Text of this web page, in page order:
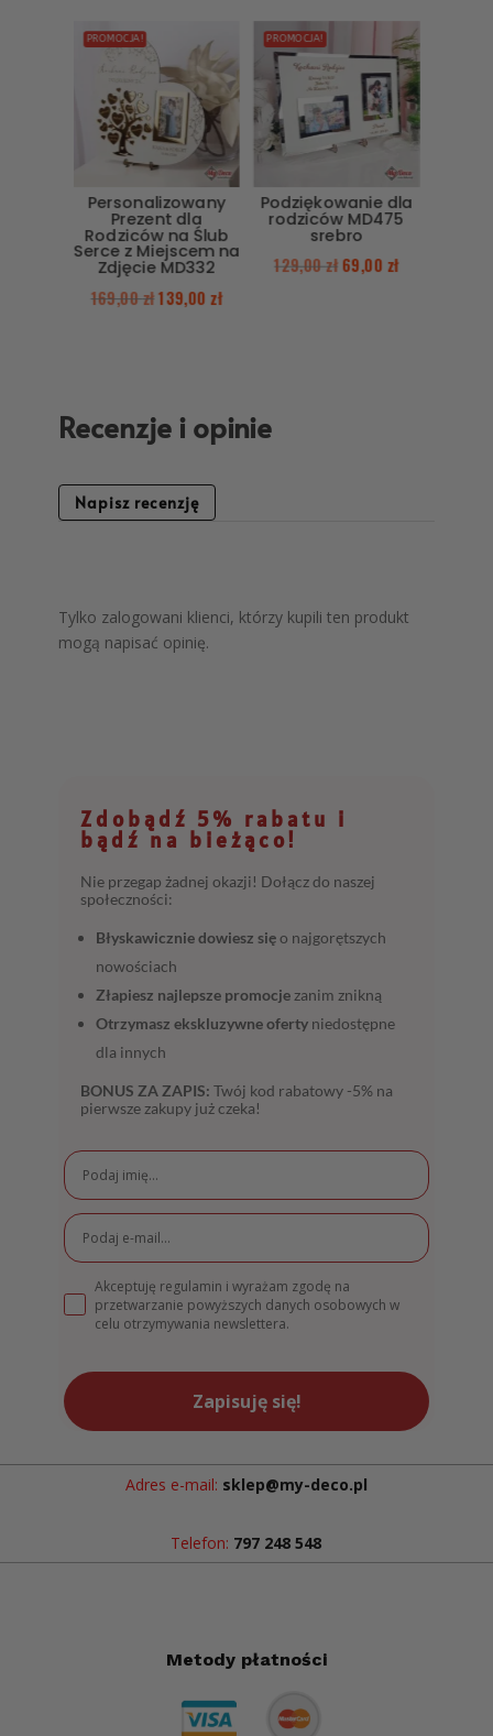
PROMOCJA!
Personalizowany
Prezent dla
Rodziców na Ślub
Serce z Miejscem na
Zdjęcie MD332
169,00zł139,00 zł
PROMOCJA!
Podziękowanie dla
rodziców MD475
srebro
129,00zł69,00 zł
Recenzje i opinie
Napisz recenzję
Tylko zalogowani klienci, którzy kupili ten produkt
mogą napisać opinię.
Zdobądź 5% rabatu i
bądź na bieżąco!
Nie przegap żadnej okazji! Dołącz do naszej
społeczności:
Błyskawicznie dowiesz sięo najgorętszych
nowościach
Złapiesz najlepsze promocje zanim znikną
Otrzymasz ekskluzywne oferty niedostępne
dla innych
BONUS ZA ZAPIS: Twój kod rabatowy -5% na
pierwsze zakupy już czeka!
Akceptuję regulamin i wyrażam zgodę na
przetwarzanie powyższych danych osobowych w
celu otrzymywania newslettera.
Zapisuję się!
Adres e-mail: sklep@my-deco.pl
Telefon: 797 248 548
Metody płatności